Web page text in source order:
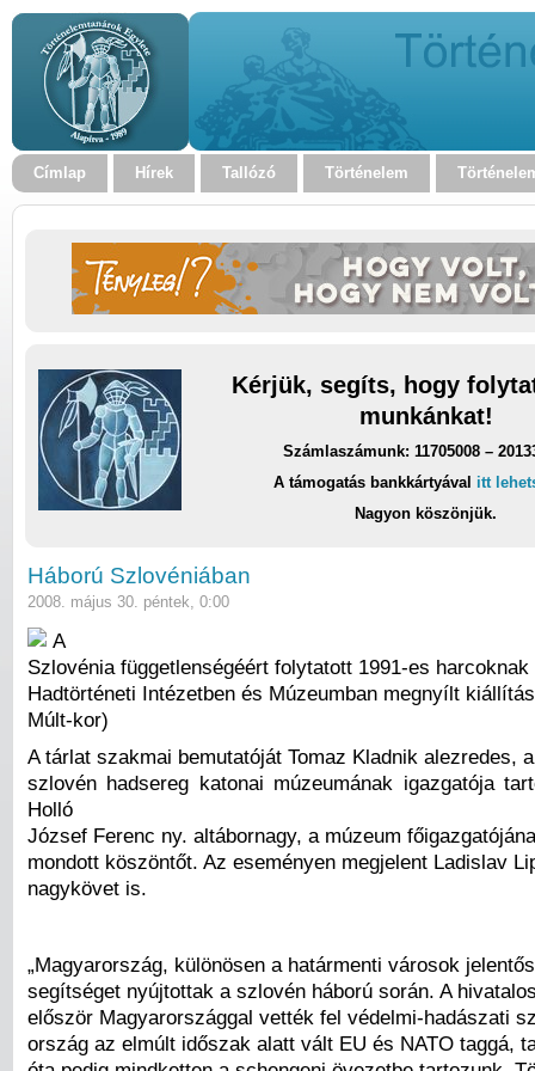
Címlap Hírek Tallózó Történelem
Kérjük, segíts, hogy
munkánkat!
Számlaszámunk: 11705008 –
A támogatás bankkártyával itt
Nagyon köszönjük.
Háború Szlovéniában
2008. május 30. péntek, 0:00
A
Szlovénia függetlenségéért folytatott 1991-es
Hadtörténeti Intézetben és Múzeumban megnyílt
Múlt-kor)
A tárlat szakmai bemutatóját Tomaz Kladnik alezredes, a
szlovén hadsereg katonai múzeumának igazgatója
Holló
József Ferenc ny. altábornagy, a múzeum
mondott köszöntőt. Az eseményen megjelent Ladislav
nagykövet is.
„Magyarország, különösen a határmenti városok jelentős
segítséget nyújtottak a szlovén háború során. A
először Magyarországgal vették fel védelmi-hadászati
ország az elmúlt időszak alatt vált EU és NATO taggá,